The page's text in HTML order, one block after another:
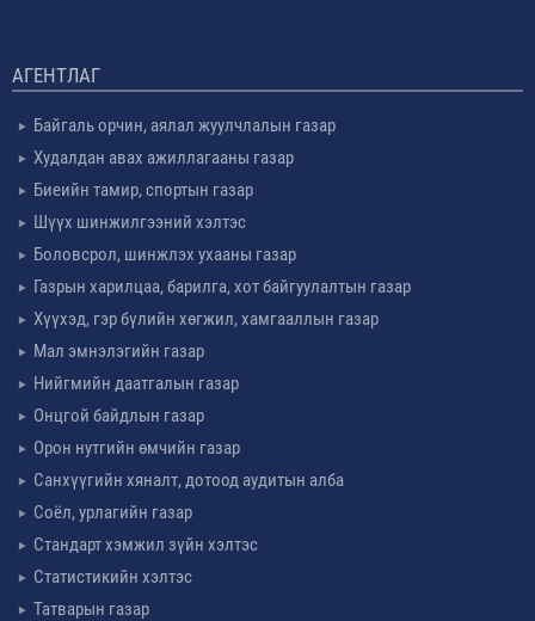
АГЕНТЛАГ
Байгаль орчин, аялал жуулчлалын газар
Худалдан авах ажиллагааны газар
Биеийн тамир, спортын газар
Шүүх шинжилгээний хэлтэс
Боловсрол, шинжлэх ухааны газар
Газрын харилцаа, барилга, хот байгуулалтын газар
Хүүхэд, гэр бүлийн хөгжил, хамгааллын газар
Мал эмнэлэгийн газар
Нийгмийн даатгалын газар
Онцгой байдлын газар
Орон нутгийн өмчийн газар
Санхүүгийн хяналт, дотоод аудитын алба
Соёл, урлагийн газар
Стандарт хэмжил зүйн хэлтэс
Статистикийн хэлтэс
Татварын газар